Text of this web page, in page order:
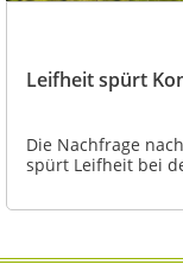
Leifheit spürt
Die Nachfrage
spürt Leifheit bei